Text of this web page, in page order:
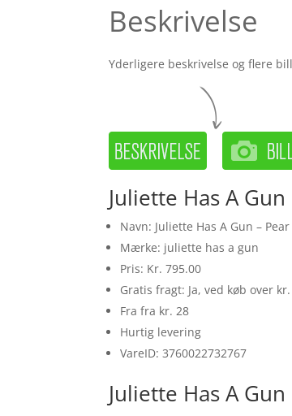
Beskrivelse
Yderligere beskrivelse og flere
Juliette Has A
Navn: Juliette Has A Gun –
Mærke: juliette has a gun
Pris: Kr. 795.00
Gratis fragt: Ja, ved køb over
Fra fra kr. 28
Hurtig levering
VareID: 3760022732767
Juliette Has A